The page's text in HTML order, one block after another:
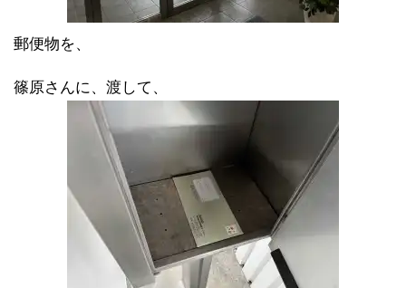
郵便物を、
篠原さんに、渡して、